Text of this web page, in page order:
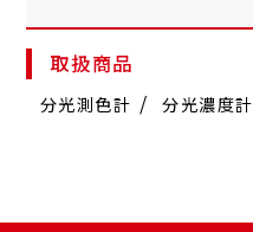
取扱商品
分光測色計 分光濃度計